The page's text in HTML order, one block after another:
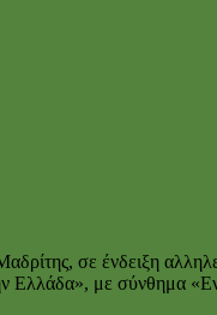
σε ένδειξη
Ελλάδα», με σύνθημα